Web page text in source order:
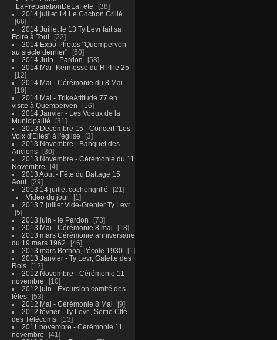
LaPreparationDeLaFete
38
2014 juillet 14 Le Cochon Grillé
66
2014 Juillet le 13 Ty Levr fait sa
Foire à Tout
22
2014 Expo Photos "Quemperven
au siècle dernier"
60
2014 Juin - Pardon
58
2014 Mai -Kermesse du RPI le 25
12
2014 Mai - Cérémonie du 8 Mai
10
2014 Mai - TrikeAttitude 77 en
visite à Quemperven
16
2014 Janvier - Les Voeux de la
Municipalité
31
2013 Decembre 15 - Concert "Les
Voix d'Elles" à l'église
3
2013 Novembre - Banquet des
Anciens
30
2013 Novembre - Cérémonie du 11
Novembre
4
2013 Aout - Fête du Battage 15
Aout
29
2013 14 juillet cochongrillé
21
Video du jour
1
2013 7 juillet Vide-Grenier Ty Levr
5
2013 juin - le Pardon
73
2013 Mai - Cérémonie 8 mai
18
2013 mars Cérémonie anniversaire
du 19 mars 1962
46
2013 mars Bothoa, l'école 1930
1
2013 Janvier - Ty Levr, Galette des
Rois
12
2012 Novembre - Cérémonie 11
novembre
10
2012 juin - Excursion comité des
fêtes
53
2012 Mai - Cérémonie 8 Mai
9
2012 février - Ty Levr , Sortie CIté
des Télécoms
13
2011 novembre - Cérémonie 11
novembre
41